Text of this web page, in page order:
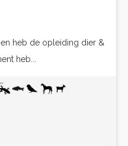
heb de opleiding dier &
heb...